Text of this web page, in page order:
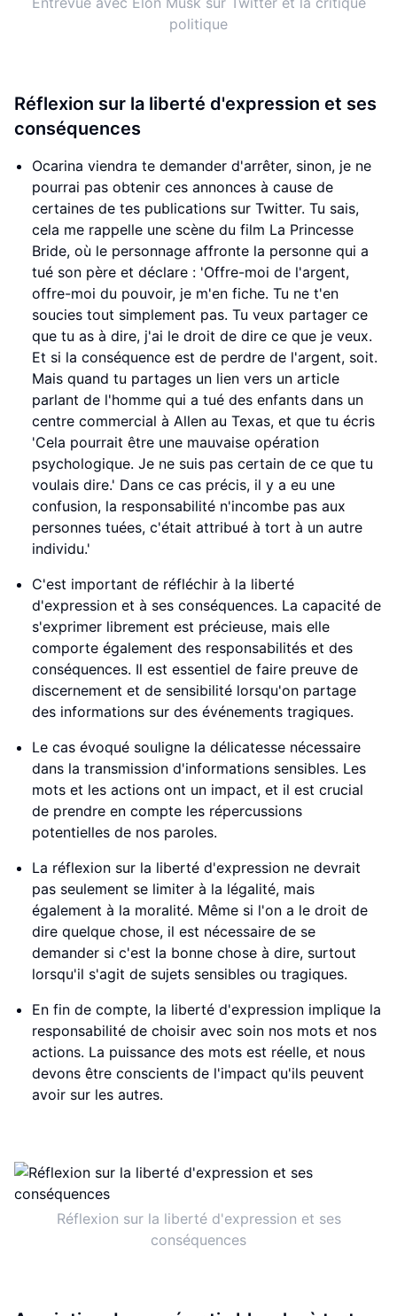
politique
Réflexion sur la liberté d'expression et ses
conséquences
Ocarina viendra te demander d'arrêter, sinon, je ne
pourrai pas obtenir ces annonces à cause de
certaines de tes publications sur Twitter. Tu sais,
cela me rappelle une scène du film La Princesse
Bride, où le personnage affronte la personne qui a
tué son père et déclare : 'Offre-moi de l'argent,
offre-moi du pouvoir, je m'en fiche. Tu ne t'en
soucies tout simplement pas. Tu veux partager ce
que tu as à dire, j'ai le droit de dire ce que je veux.
Et si la conséquence est de perdre de l'argent, soit.
Mais quand tu partages un lien vers un article
parlant de l'homme qui a tué des enfants dans un
centre commercial à Allen au Texas, et que tu écris
'Cela pourrait être une mauvaise opération
psychologique. Je ne suis pas certain de ce que tu
voulais dire.' Dans ce cas précis, il y a eu une
confusion, la responsabilité n'incombe pas aux
personnes tuées, c'était attribué à tort à un autre
individu.'
C'est important de réfléchir à la liberté
d'expression et à ses conséquences. La capacité de
s'exprimer librement est précieuse, mais elle
comporte également des responsabilités et des
conséquences. Il est essentiel de faire preuve de
discernement et de sensibilité lorsqu'on partage
des informations sur des événements tragiques.
Le cas évoqué souligne la délicatesse nécessaire
dans la transmission d'informations sensibles. Les
mots et les actions ont un impact, et il est crucial
de prendre en compte les répercussions
potentielles de nos paroles.
La réflexion sur la liberté d'expression ne devrait
pas seulement se limiter à la légalité, mais
également à la moralité. Même si l'on a le droit de
dire quelque chose, il est nécessaire de se
demander si c'est la bonne chose à dire, surtout
lorsqu'il s'agit de sujets sensibles ou tragiques.
En fin de compte, la liberté d'expression implique la
responsabilité de choisir avec soin nos mots et nos
actions. La puissance des mots est réelle, et nous
devons être conscients de l'impact qu'ils peuvent
avoir sur les autres.
Réflexion sur la liberté d'expression et ses
conséquences